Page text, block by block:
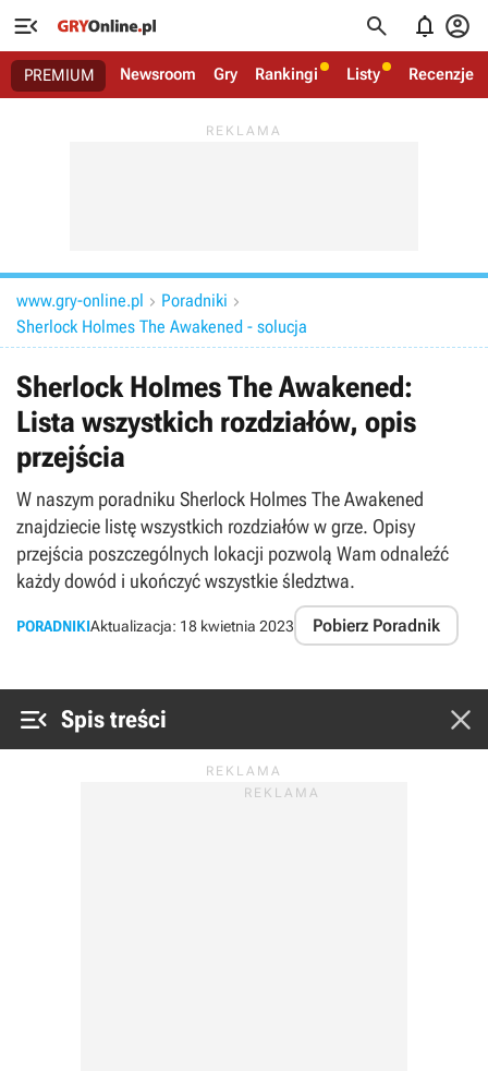
   
PREMIUM Newsroom Gry Rankingi Listy Recenzje
www.gry-online.pl  Poradniki 
Sherlock Holmes The Awakened - solucja
Sherlock Holmes The Awakened:
Lista wszystkich rozdziałów, opis
przejścia
W naszym poradniku Sherlock Holmes The Awakened
znajdziecie listę wszystkich rozdziałów w grze. Opisy
przejścia poszczególnych lokacji pozwolą Wam odnaleźć
każdy dowód i ukończyć wszystkie śledztwa.
PORADNIKIAktualizacja: 18 kwietnia 2023 Pobierz Poradnik
 Spis treści 